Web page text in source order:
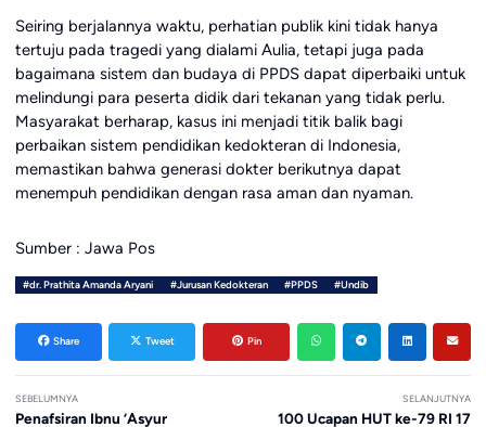
Seiring berjalannya waktu, perhatian publik kini tidak hanya
tertuju pada tragedi yang dialami Aulia, tetapi juga pada
bagaimana sistem dan budaya di PPDS dapat diperbaiki untuk
melindungi para peserta didik dari tekanan yang tidak perlu.
Masyarakat berharap, kasus ini menjadi titik balik bagi
perbaikan sistem pendidikan kedokteran di Indonesia,
memastikan bahwa generasi dokter berikutnya dapat
menempuh pendidikan dengan rasa aman dan nyaman.
Sumber : Jawa Pos
#dr. Prathita Amanda Aryani #Jurusan Kedokteran #PPDS #Undib
Share Tweet Pin
SEBELUMNYA
Penafsiran Ibnu ‘Asyur
SELANJUTNYA
100 Ucapan HUT ke-79 RI 17